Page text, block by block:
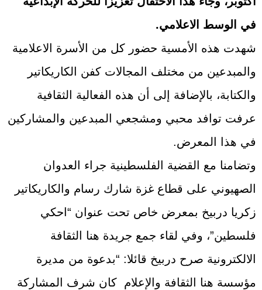
في الوسط الاعلامي.
شهدت هذه الأمسية حضور كل من الأسرة الاعلامية
والمبدعين من مختلف المجالات كفن الكاريكاتير
والكتابة، بالإضافة إلى أن هذه الفعالية الثقافية
عرفت توافد محبي ومشجعي المبدعين والمشاركين
في هذا المعرض.
وتضامنا مع القضية الفلسطينية جراء العدوان
الصهيوني على قطاع غزة شارك رسام والكاريكاتير
زكريا دربيخ بمعرض خاص تحت عنوان “احكي
فلسطين”، وفي لقاء جمع جريدة هنا الثقافة
الالكترونية صرح دربيخ قائلا: “بدعوة من مديرة
مؤسسة هنا الثقافة والإعلام كان شرف المشاركة